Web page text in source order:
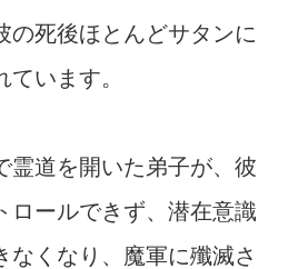
の死後ほとんどサタンに
います。
霊道を開いた弟子が、彼
ロールできず、潜在意識
なくなり、魔軍に殲滅さ